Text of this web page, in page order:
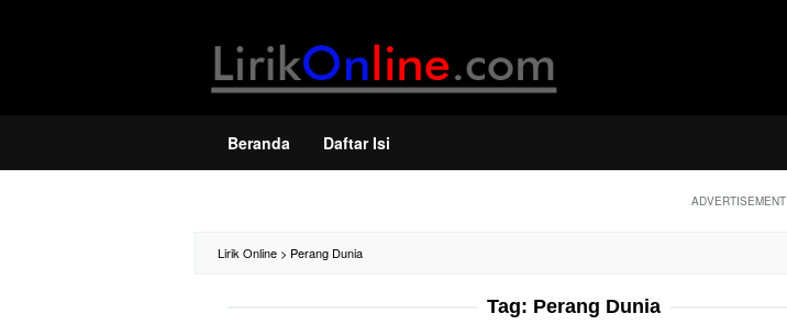
Beranda Daftar Isi
ADVERTISEMENT
Lirik Online > Perang Dunia
Tag: Perang Dunia